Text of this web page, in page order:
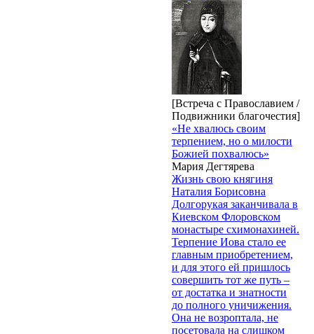
[Встреча с Православием /
Подвижники благочестия]
«Не хвалюсь своим
терпением, но о милости
Божией похвалюсь»
Мария Дегтярева
Жизнь свою княгиня
Наталия Борисовна
Долгорукая заканчивала в
Киевском Флоровском
монастыре схимонахиней.
Терпение Иова стало ее
главным приобретением,
и для этого ей пришлось
совершить тот же путь –
от достатка и знатности
до полного уничижения.
Она не возроптала, не
посетовала на слишком